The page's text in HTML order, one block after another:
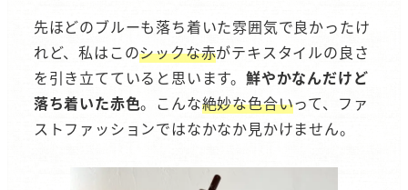
先ほどのブルーも落ち着いた雰囲気で良かったけ
れど、私はこのシックな赤がテキスタイルの良さ
を引き立てていると思います。 鮮やかなんだけど
落ち着いた赤色。こんな絶妙な色合いって、ファ
ストファッションではなかなか見かけません。